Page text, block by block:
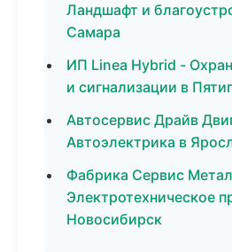
Ландшафт и
Самара
ИП Linea Hybrid -
и сигнализации в
Автосервис Драйв
Автоэлектрика в
Фабрика Сервис
Электротехническое
Новосибирск